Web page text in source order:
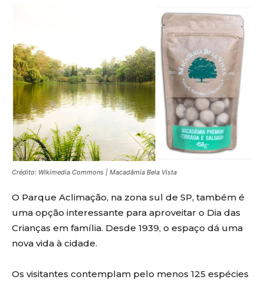
Crédito: Wikimedia Commons | Macadâmia Bela Vista
O Parque Aclimação, na zona sul de SP, também é
uma opção interessante para aproveitar o Dia das
Crianças em família. Desde 1939, o espaço dá uma
nova vida à cidade.
Os visitantes contemplam pelo menos 125 espécies